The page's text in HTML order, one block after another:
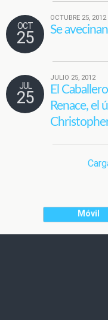
OCT
25
OCTUBRE 25, 2012
Se
JUL
25
JULIO 25, 2012
El
Renace, el
Móvil